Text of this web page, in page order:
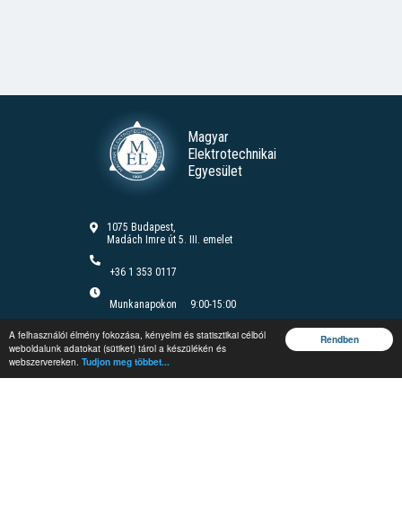
Rendben
A felhasználói élmény fokozása, kényelmi és statisztikai célból
weboldalunk adatokat (sütiket) tárol a készülékén és
webszervereken. Tudjon meg többet...
Magyar
Elektrotechnikai
Egyesület
1075 Budapest,
Madách Imre út 5. III. emelet
+36 1 353 0117
Munkanapokon
9:00-15:00
Felnőttképzési nyilvántartási szám B/2020/000166
Felnőttképzési engedély száma: E/2020/000085